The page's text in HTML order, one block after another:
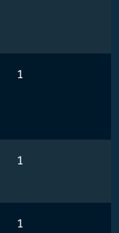
1
1
1